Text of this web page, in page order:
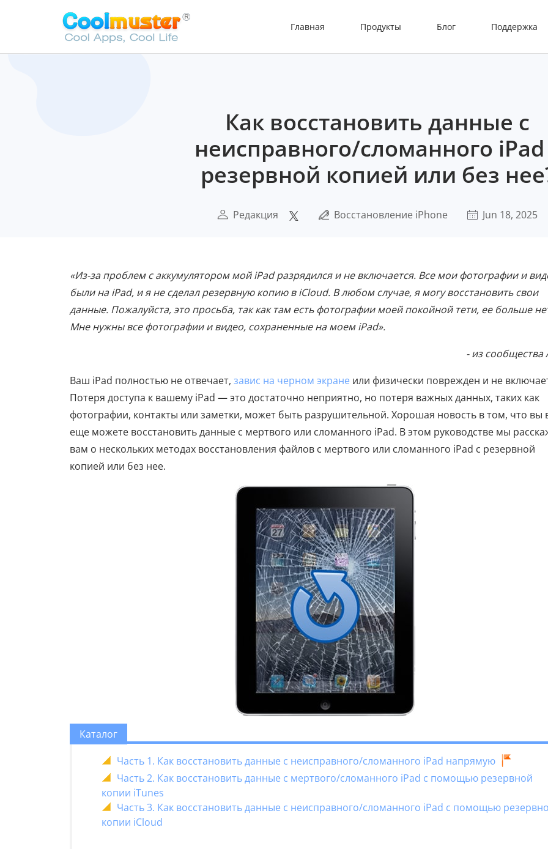
Главная Продукты Блог Поддержка
Как восстановить данные с
неисправного/сломанного iPad
резервной копией или без
Редакция Восстановление iPhone Jun 18, 2025
«Из-за проблем с аккумулятором мой iPad разрядился и не включается. Все мои фотографии и
были на iPad, и я не сделал резервную копию в iCloud. В любом случае, я могу восстановить свои
данные. Пожалуйста, это просьба, так как там есть фотографии моей покойной тети, ее больше
Мне нужны все фотографии и видео, сохраненные на моем iPad».
- из сообщества
Ваш iPad полностью не отвечает, завис на черном экране или физически поврежден и не
Потеря доступа к вашему iPad — это достаточно неприятно, но потеря важных данных, таких как
фотографии, контакты или заметки, может быть разрушительной. Хорошая новость в том, что вы
еще можете восстановить данные с мертвого или сломанного iPad. В этом руководстве мы
вам о нескольких методах восстановления файлов с мертвого или сломанного iPad с резервной
копией или без нее.
Каталог
Часть 1. Как восстановить данные с неисправного/сломанного iPad напрямую
Часть 2. Как восстановить данные с мертвого/сломанного iPad с помощью резервной
копии iTunes
Часть 3. Как восстановить данные с неисправного/сломанного iPad с помощью
копии iCloud